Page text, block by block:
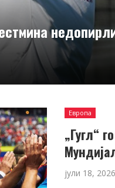
Европа
„Гугл“
јули 18, 2026